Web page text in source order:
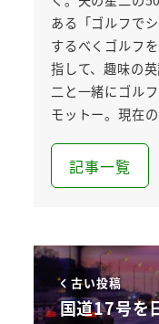
ある「ゴルフで
するべくゴルフ
指して、趣味の
二と一緒にゴル
モットー。現在
記事一覧
古い投稿
国道17号を